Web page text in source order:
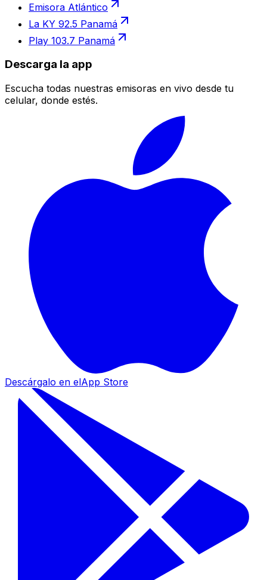
Emisora Atlántico
La KY 92.5 Panamá
Play 103.7 Panamá
Descarga la app
Escucha todas nuestras emisoras en vivo desde tu
celular, donde estés.
Descárgalo en elApp Store